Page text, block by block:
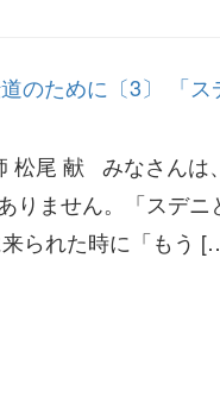
のために〔3〕 「
松尾 献 みなさんは
ません。「スデニ
られた時に「もう